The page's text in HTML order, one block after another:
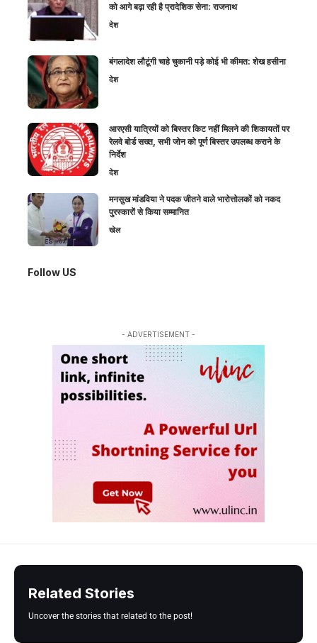
को आगे बढ़ा रही है प्रादेशिक सेना: राजनाथ
देश
बंगलादेश लौटूंगी चाहे चुकानी पड़े कोई भी कीमत: शेख हसीना
देश
आरएसी यात्रियों को बिस्तर किट नहीं मिलने की शिकायतों पर
रेलवे बोर्ड सख्त, सभी जोन को पूर्ण बिस्तर उपलब्ध कराने के
निर्देश
देश
मनसुख मांडविया ने पदक जीतने वाले भारोत्तोलकों को नकद
पुरस्कारों से किया सम्मानित
खेल
Follow US
- ADVERTISEMENT -
Related Stories
Uncover the stories that related to the post!